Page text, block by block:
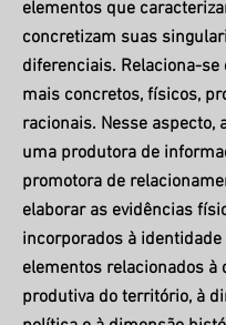
elementos que
concretizam suas
diferenciais. Relaciona-se
mais concretos, físicos,
racionais. Nesse aspecto,
uma produtora de
promotora de
elaborar as evidências
incorporados à
elementos relacionados à
produtiva do território, à